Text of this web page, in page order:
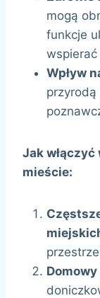
mogą
funkcje
Wpływ
przyrodą
Jak
mieście: